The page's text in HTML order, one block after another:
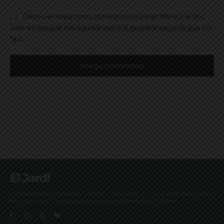
Deseu el meu nom, el meu correu electrònic i el lloc
web en aquest navegador per a la propera vegada que ho
faci.
El Jardí
La Bonanova, Monterols, Galvany, Turó Parc, el Farró, el Putxet, Sarrià,
les Tres Torres, Pedralbes, Vallvidrera, les Planes i el Tibidabo